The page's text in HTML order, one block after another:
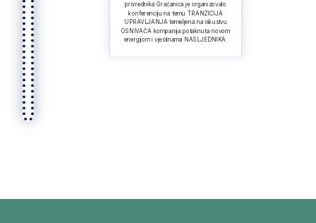
privrednika Gračanica je organizovalo
konferenciju na temu TRANZICIJA
UPRAVLJANJA temeljena na iskustvu
OSNIVAČA kompanija potaknuta novom
energijom i vještinama NASLJEDNIKA.